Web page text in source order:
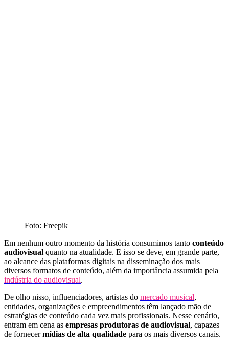
Foto: Freepik
Em nenhum outro momento da história consumimos tanto conteúdo
audiovisual quanto na atualidade. E isso se deve, em grande parte,
ao alcance das plataformas digitais na disseminação dos mais
diversos formatos de conteúdo, além da importância assumida pela
indústria do audiovisual.
De olho nisso, influenciadores, artistas do mercado musical,
entidades, organizações e empreendimentos têm lançado mão de
estratégias de conteúdo cada vez mais profissionais. Nesse cenário,
entram em cena as empresas produtoras de audiovisual, capazes
de fornecermídias de alta qualidade para os mais diversos canais.